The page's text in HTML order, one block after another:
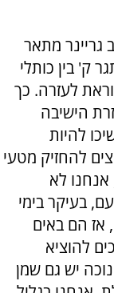
גריינר מתאר
ק' בין כותלי
לעזרה. כך
הישיבה
להיות
להחזיק מטעי
אנחנו לא
בעיקר בימי
אז הם באים
להוציא
יש גם שמן